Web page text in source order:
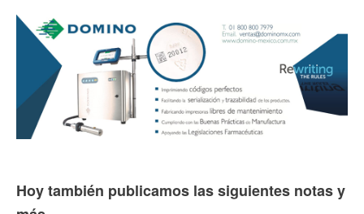
Hoy también publicamos las siguientes notas y